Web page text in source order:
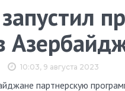
10:03, 9 августа 2023